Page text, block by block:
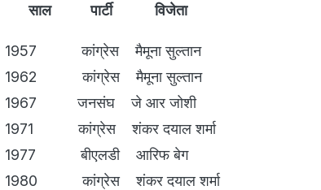
साल पार्टी विजेता
1957 कांग्रेस मैमूना सुल्तान
1962 कांग्रेस मैमूना सुल्तान
1967 जनसंघ जे आर जोशी
1971 कांग्रेस शंकर दयाल शर्मा
1977 बीएलडी आरिफ बेग
1980 कांग्रेस शंकर दयाल शर्मा